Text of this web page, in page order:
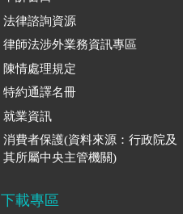
法律諮詢資源
律師法涉外業務資訊專區
陳情處理規定
特約通譯名冊
就業資訊
消費者保護(資料來源：行政院及
其所屬中央主管機關)
下載專區